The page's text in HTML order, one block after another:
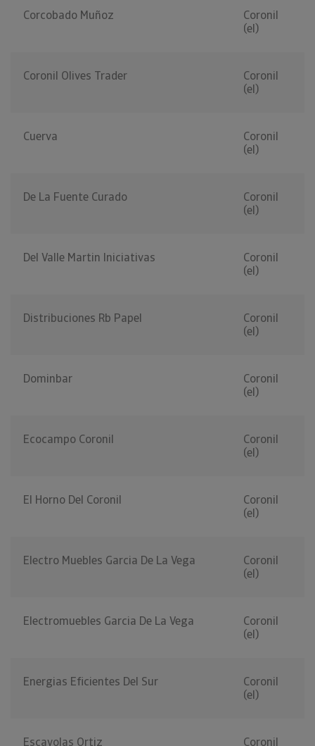
Corcobado Muñoz
Coronil
(el)
Coronil Olives Trader
Coronil
(el)
Cuerva
Coronil
(el)
De La Fuente Curado
Coronil
(el)
Del Valle Martin Iniciativas
Coronil
(el)
Distribuciones Rb Papel
Coronil
(el)
Dominbar
Coronil
(el)
Ecocampo Coronil
Coronil
(el)
El Horno Del Coronil
Coronil
(el)
Electro Muebles Garcia De La Vega
Coronil
(el)
Electromuebles Garcia De La Vega
Coronil
(el)
Energias Eficientes Del Sur
Coronil
(el)
Escayolas Ortiz Coronil